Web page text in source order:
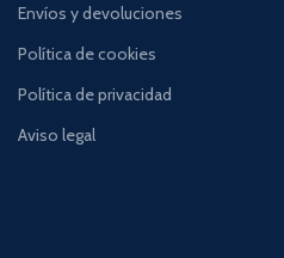
Envíos y devoluciones
Política de cookies
Política de privacidad
Aviso legal